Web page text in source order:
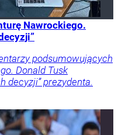
Nawrockiego.
podsumowujących
Donald Tusk
decyzji” prezydenta.